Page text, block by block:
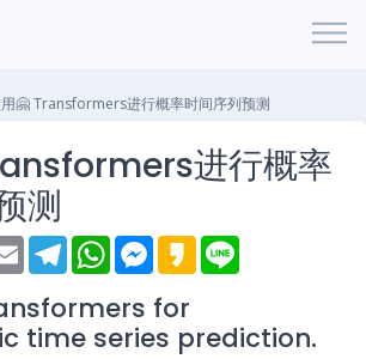
🤗 Transformers进行概率时间序列预测
进行概率
测
E
m
i
l
T
e
e
g
r
W
h
t
s
A
M
e
s
e
n
K
a
for
time series prediction.